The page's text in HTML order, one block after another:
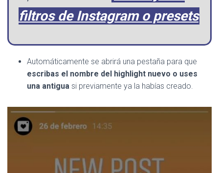
filtros de Instagram o presets
Automáticamente se abrirá una pestaña para que
escribas el nombre del highlight nuevo o uses
una antigua si previamente ya la habías creado.